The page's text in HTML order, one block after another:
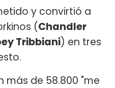
y convirtió a
(Chandler
Tribbiani) en tres
de 58.800 "me